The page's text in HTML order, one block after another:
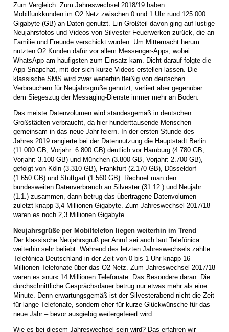
Zum Vergleich: Zum Jahreswechsel 2018/19 haben
Mobilfunkkunden im O2 Netz zwischen 0 und 1 Uhr rund 125.000
Gigabyte (GB) an Daten genutzt. Ein Großteil davon ging auf lustige
Neujahrsfotos und Videos von Silvester-Feuerwerken zurück, die an
Familie und Freunde verschickt wurden. Um Mitternacht herum
nutzten O2 Kunden dafür vor allem Messenger-Apps, wobei
WhatsApp am häufigsten zum Einsatz kam. Dicht darauf folgte die
App Snapchat, mit der sich kurze Videos erstellen lassen. Die
klassische SMS wird zwar weiterhin fleißig von deutschen
Verbrauchern für Neujahrsgrüße genutzt, verliert aber gegenüber
dem Siegeszug der Messaging-Dienste immer mehr an Boden.
Das meiste Datenvolumen wird standesgemäß in deutschen
Großstädten verbraucht, da hier hunderttausende Menschen
gemeinsam in das neue Jahr feiern. In der ersten Stunde des
Jahres 2019 rangierte bei der Datennutzung die Hauptstadt Berlin
(11.000 GB, Vorjahr: 6.800 GB) deutlich vor Hamburg (4.780 GB,
Vorjahr: 3.100 GB) und München (3.800 GB, Vorjahr: 2.700 GB),
gefolgt von Köln (3.310 GB), Frankfurt (2.170 GB), Düsseldorf
(1.650 GB) und Stuttgart (1.560 GB). Rechnet man den
bundesweiten Datenverbrauch an Silvester (31.12.) und Neujahr
(1.1.) zusammen, dann betrug das übertragene Datenvolumen
zuletzt knapp 3,4 Millionen Gigabyte. Zum Jahreswechsel 2017/18
waren es noch 2,3 Millionen Gigabyte.
Neujahrsgrüße per Mobiltelefon liegen weiterhin im Trend
Der klassische Neujahrsgruß per Anruf sei auch laut Telefónica
weiterhin sehr beliebt. Während des letzten Jahreswechsels zählte
Telefónica Deutschland in der Zeit von 0 bis 1 Uhr knapp 16
Millionen Telefonate über das O2 Netz. Zum Jahreswechsel 2017/18
waren es »nur« 14 Millionen Telefonate. Das Besondere daran: Die
durchschnittliche Gesprächsdauer betrug nur etwas mehr als eine
Minute. Denn erwartungsgemäß ist der Silvesterabend nicht die Zeit
für lange Telefonate, sondern eher für kurze Glückwünsche für das
neue Jahr – bevor ausgiebig weitergefeiert wird.
Wie es bei diesem Jahreswechsel sein wird? Das erfahren wir